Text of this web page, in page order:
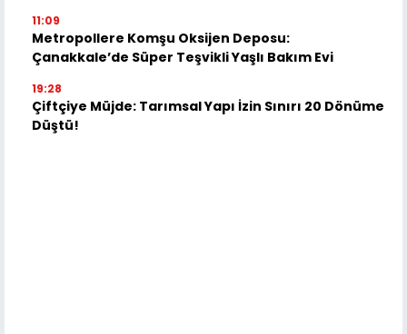
11:09
Metropollere Komşu Oksijen Deposu:
Çanakkale’de Süper Teşvikli Yaşlı Bakım Evi
19:28
Çiftçiye Müjde: Tarımsal Yapı İzin Sınırı 20 Dönüme
Düştü!